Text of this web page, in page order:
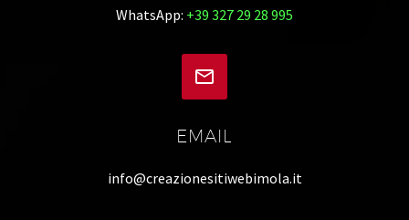
WhatsApp: +39 327 29 28 995


EMAIL
info@creazionesitiwebimola.it